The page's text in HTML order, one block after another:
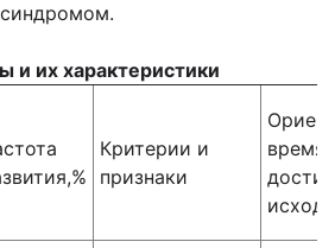
и их характеристики
Критерии и
признаки
время
исхода